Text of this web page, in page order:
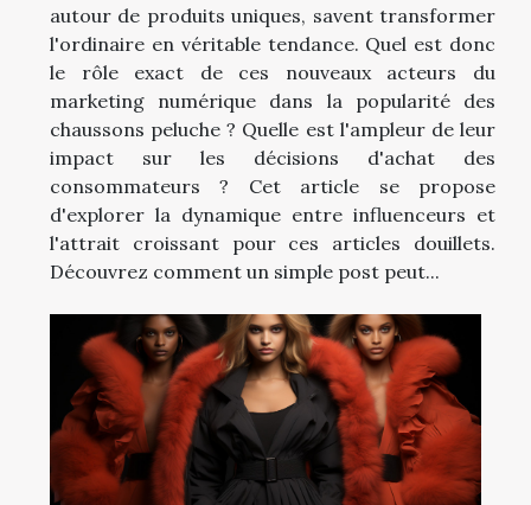
autour de produits uniques, savent transformer
l'ordinaire en véritable tendance. Quel est donc
le rôle exact de ces nouveaux acteurs du
marketing numérique dans la popularité des
chaussons peluche ? Quelle est l'ampleur de leur
impact sur les décisions d'achat des
consommateurs ? Cet article se propose
d'explorer la dynamique entre influenceurs et
l'attrait croissant pour ces articles douillets.
Découvrez comment un simple post peut...